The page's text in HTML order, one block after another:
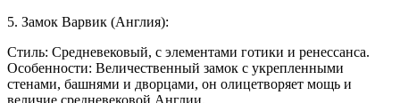
5. Замок Варвик (Англия):
Стиль: Средневековый, с элементами готики и ренессанса.
Особенности: Величественный замок с укрепленными
стенами, башнями и дворцами, он олицетворяет мощь и
величие средневековой Англии.